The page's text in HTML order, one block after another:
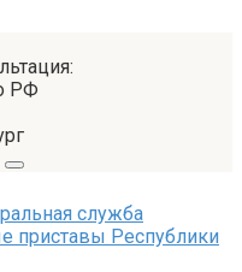
РФ
служба
приставы Республики